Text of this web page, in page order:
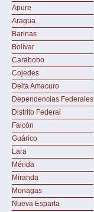
Apure
Aragua
Barinas
Bolívar
Carabobo
Cojedes
Delta Amacuro
Dependencias Federales
Distrito Federal
Falcón
Guárico
Lara
Mérida
Miranda
Monagas
Nueva Esparta